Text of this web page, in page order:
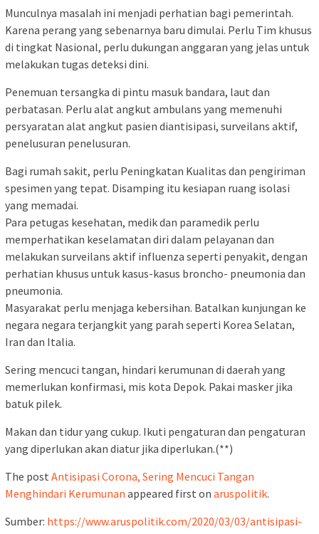
Munculnya masalah ini menjadi perhatian bagi pemerintah.
Karena perang yang sebenarnya baru dimulai. Perlu Tim khusus
di tingkat Nasional, perlu dukungan anggaran yang jelas untuk
melakukan tugas deteksi dini.
Penemuan tersangka di pintu masuk bandara, laut dan
perbatasan. Perlu alat angkut ambulans yang memenuhi
persyaratan alat angkut pasien diantisipasi, surveilans aktif,
penelusuran penelusuran.
Bagi rumah sakit, perlu Peningkatan Kualitas dan pengiriman
spesimen yang tepat. Disamping itu kesiapan ruang isolasi
yang memadai.
Para petugas kesehatan, medik dan paramedik perlu
memperhatikan keselamatan diri dalam pelayanan dan
melakukan surveilans aktif influenza seperti penyakit, dengan
perhatian khusus untuk kasus-kasus broncho- pneumonia dan
pneumonia.
Masyarakat perlu menjaga kebersihan. Batalkan kunjungan ke
negara negara terjangkit yang parah seperti Korea Selatan,
Iran dan Italia.
Sering mencuci tangan, hindari kerumunan di daerah yang
memerlukan konfirmasi, mis kota Depok. Pakai masker jika
batuk pilek.
Makan dan tidur yang cukup. Ikuti pengaturan dan pengaturan
yang diperlukan akan diatur jika diperlukan.(**)
The post Antisipasi Corona, Sering Mencuci Tangan
Menghindari Kerumunan appeared first on aruspolitik.
Sumber: https://www.aruspolitik.com/2020/03/03/antisipasi-